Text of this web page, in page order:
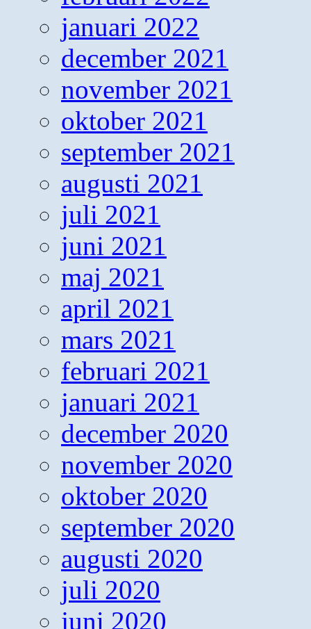
januari 2022
december 2021
november 2021
oktober 2021
september 2021
augusti 2021
juli 2021
juni 2021
maj 2021
april 2021
mars 2021
februari 2021
januari 2021
december 2020
november 2020
oktober 2020
september 2020
augusti 2020
juli 2020
juni 2020